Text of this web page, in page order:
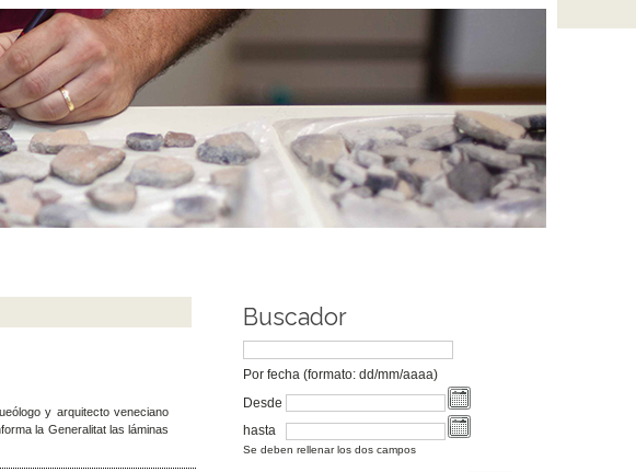
y arquitecto veneciano
la Generalitat las láminas
Buscador
Por fecha (formato: dd/mm/aaaa)
Desde
hasta
Se deben rellenar los dos campos